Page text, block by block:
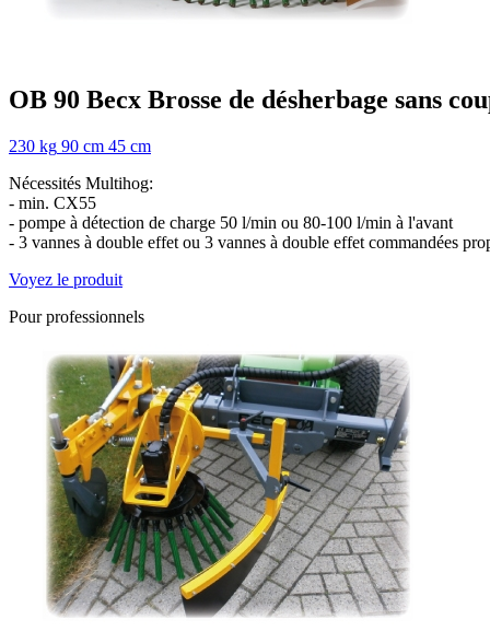
OB 90 Becx Brosse de désherbage sans
230 kg 90 cm 45 cm
Nécessités Multihog:
- min. CX55
- pompe à détection de charge 50 l/min ou 80-100 l/min à l'avant
- 3 vannes à double effet ou 3 vannes à double effet commandées
Voyez le produit
Pour professionnels